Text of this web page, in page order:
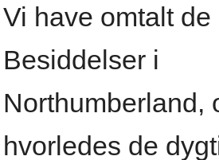
Vi have omtalt
Besiddelser i
Northumberland,
hvorledes de